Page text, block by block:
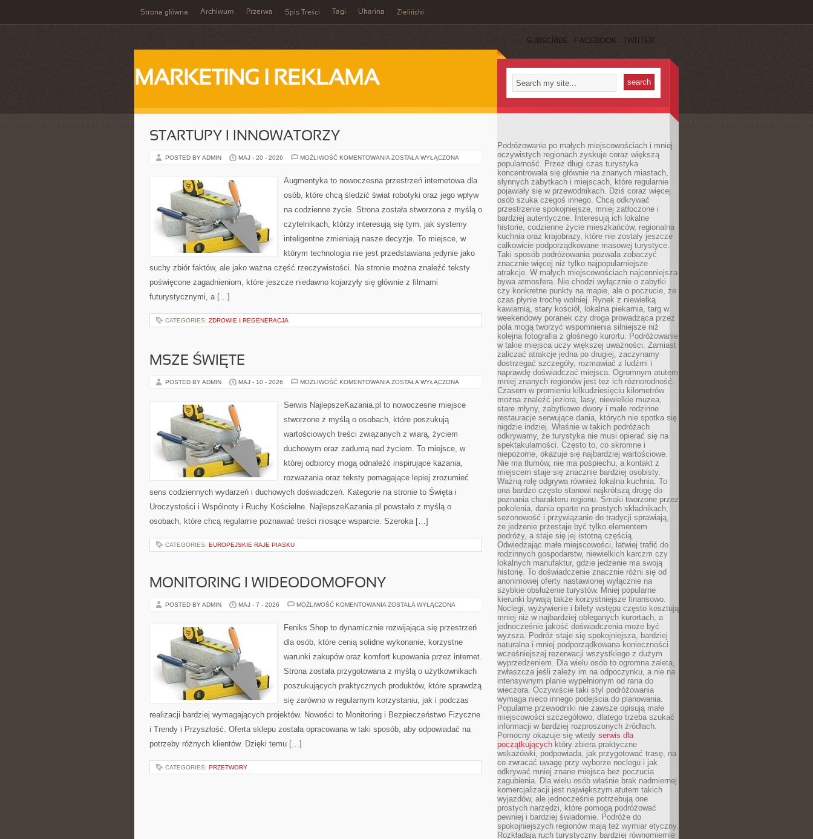
Strona główna Archiwum Przerwa Spis Treści Tagi Ukarina Zieliński
SUBSCRIBE FACEBOOK TWITTER
MARKETING I REKLAMA
STARTUPY I INNOWATORZY
POSTED BY ADMIN MAJ - 20 - 2026 MOŻLIWOŚĆ KOMENTOWANIA STARTUPY
ZOSTAŁA WYŁĄCZONA
Augmentyka to nowoczesna przestrzeń internetowa dla
osób, które chcą śledzić świat robotyki oraz jego wpływ
na codzienne życie. Strona została stworzona z myślą o
czytelnikach, którzy interesują się tym, jak systemy
inteligentne zmieniają nasze decyzje. To miejsce, w
którym technologia nie jest przedstawiana jedynie jako
suchy zbiór faktów, ale jako ważna część rzeczywistości. Na stronie można znaleźć teksty
poświęcone zagadnieniom, które jeszcze niedawno kojarzyły się głównie z filmami
futurystycznymi, a […]
CATEGORIES: ZDROWIE I REGENERACJA
MSZE ŚWIĘTE
POSTED BY ADMIN MAJ - 10 - 2026 MOŻLIWOŚĆ KOMENTOWANIA MSZE
ZOSTAŁA WYŁĄCZONA
Serwis NajlepszeKazania.pl to nowoczesne miejsce
stworzone z myślą o osobach, które poszukują
wartościowych treści związanych z wiarą, życiem
duchowym oraz zadumą nad życiem. To miejsce, w
której odbiorcy mogą odnaleźć inspirujące kazania,
rozważania oraz teksty pomagające lepiej zrozumieć
sens codziennych wydarzeń i duchowych doświadczeń. Kategorie na stronie to Święta i
Uroczystości i Wspólnoty i Ruchy Kościelne. NajlepszeKazania.pl powstało z myślą o
osobach, które chcą regularnie poznawać treści niosące wsparcie. Szeroka […]
CATEGORIES: EUROPEJSKIE RAJE PIASKU
MONITORING I WIDEODOMOFONY
POSTED BY ADMIN MAJ - 7 - 2026 MOŻLIWOŚĆ KOMENTOWANIA MONITORING
ZOSTAŁA WYŁĄCZONA
Feniks Shop to dynamicznie rozwijająca się przestrzeń
dla osób, które cenią solidne wykonanie, korzystne
warunki zakupów oraz komfort kupowania przez internet.
Strona została przygotowana z myślą o użytkownikach
poszukujących praktycznych produktów, które sprawdzą
się zarówno w regularnym korzystaniu, jak i podczas
realizacji bardziej wymagających projektów. Nowości to Monitoring i Bezpieczeństwo Fizyczne
i Trendy i Przyszłość. Oferta sklepu została opracowana w taki sposób, aby odpowiadać na
potrzeby różnych klientów. Dzięki temu […]
CATEGORIES: PRZETWORY
Podróżowanie po małych miejscowościach i mniej
oczywistych regionach zyskuje coraz większą
popularność. Przez długi czas turystyka
koncentrowała się głównie na znanych miastach,
słynnych zabytkach i miejscach, które regularnie
pojawiały się w przewodnikach. Dziś coraz więcej
osób szuka czegoś innego. Chcą odkrywać
przestrzenie spokojniejsze, mniej zatłoczone i
bardziej autentyczne. Interesują ich lokalne
historie, codzienne życie mieszkańców, regionalna
kuchnia oraz krajobrazy, które nie zostały jeszcze
całkowicie podporządkowane masowej turystyce.
Taki sposób podróżowania pozwala zobaczyć
znacznie więcej niż tylko najpopularniejsze
atrakcje. W małych miejscowościach najcenniejsza
bywa atmosfera. Nie chodzi wyłącznie o zabytki
czy konkretne punkty na mapie, ale o poczucie, że
czas płynie trochę wolniej. Rynek z niewielką
kawiarnią, stary kościół, lokalna piekarnia, targ w
weekendowy poranek czy droga prowadząca przez
pola mogą tworzyć wspomnienia silniejsze niż
kolejna fotografia z głośnego kurortu. Podróżowanie
w takie miejsca uczy większej uważności. Zamiast
zaliczać atrakcje jedna po drugiej, zaczynamy
dostrzegać szczegóły, rozmawiać z ludźmi i
naprawdę doświadczać miejsca. Ogromnym atutem
mniej znanych regionów jest też ich różnorodność.
Czasem w promieniu kilkudziesięciu kilometrów
można znaleźć jeziora, lasy, niewielkie muzea,
stare młyny, zabytkowe dwory i małe rodzinne
restauracje serwujące dania, których nie spotka się
nigdzie indziej. Właśnie w takich podróżach
odkrywamy, że turystyka nie musi opierać się na
spektakularności. Często to, co skromne i
niepozorne, okazuje się najbardziej wartościowe.
Nie ma tłumów, nie ma pośpiechu, a kontakt z
miejscem staje się znacznie bardziej osobisty.
Ważną rolę odgrywa również lokalna kuchnia. To
ona bardzo często stanowi najkrótszą drogę do
poznania charakteru regionu. Smaki tworzone przez
pokolenia, dania oparte na prostych składnikach,
sezonowość i przywiązanie do tradycji sprawiają,
że jedzenie przestaje być tylko elementem
podróży, a staje się jej istotną częścią.
Odwiedzając małe miejscowości, łatwiej trafić do
rodzinnych gospodarstw, niewielkich karczm czy
lokalnych manufaktur, gdzie jedzenie ma swoją
historię. To doświadczenie znacznie różni się od
anonimowej oferty nastawionej wyłącznie na
szybkie obsłużenie turystów. Mniej popularne
kierunki bywają także korzystniejsze finansowo.
Noclegi, wyżywienie i bilety wstępu często kosztują
mniej niż w najbardziej obleganych kurortach, a
jednocześnie jakość doświadczenia może być
wyższa. Podróż staje się spokojniejsza, bardziej
naturalna i mniej podporządkowana konieczności
wcześniejszej rezerwacji wszystkiego z dużym
wyprzedzeniem. Dla wielu osób to ogromna zaleta,
zwłaszcza jeśli zależy im na odpoczynku, a nie na
intensywnym planie wypełnionym od rana do
wieczora. Oczywiście taki styl podróżowania
wymaga nieco innego podejścia do planowania.
Popularne przewodniki nie zawsze opisują małe
miejscowości szczegółowo, dlatego trzeba szukać
informacji w bardziej rozproszonych źródłach.
Pomocny okazuje się wtedy serwis dla
początkujących który zbiera praktyczne
wskazówki, podpowiada, jak przygotować trasę, na
co zwracać uwagę przy wyborze noclegu i jak
odkrywać mniej znane miejsca bez poczucia
zagubienia. Dla wielu osób właśnie brak nadmiernej
komercjalizacji jest największym atutem takich
wyjazdów, ale jednocześnie potrzebują one
prostych narzędzi, które pomogą podróżować
pewniej i bardziej świadomie. Podróże do
spokojniejszych regionów mają też wymiar etyczny.
Rozkładają ruch turystyczny bardziej równomiernie